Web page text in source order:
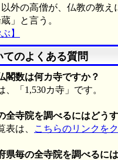
の高僧が、仏教の教え
言う。
】
のよくある質問
閣数は何カ寺ですか？
、「1,530カ寺」です。
全寺院を調べるにはどう
表は、
こちらのリンクを
県毎の全寺院を調べるに